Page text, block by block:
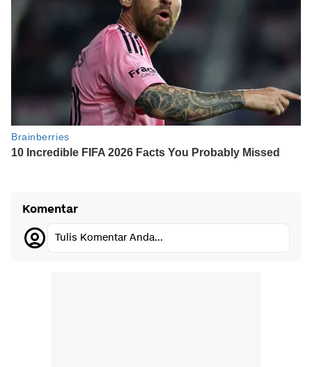
Komentar
Tulis Komentar Anda...